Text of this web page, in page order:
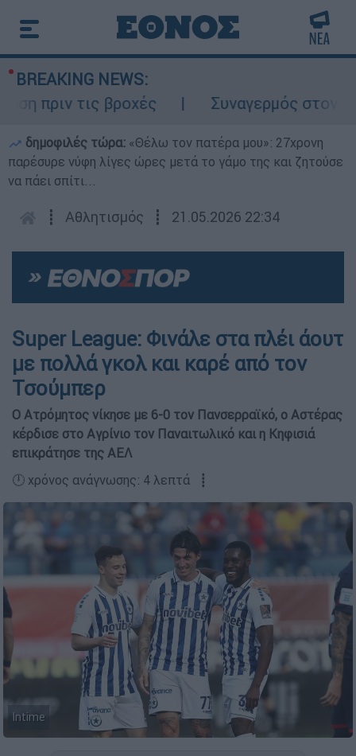
BREAKING NEWS:
τις βροχές
Συναγερμός στον
δημοφιλές τώρα: «Θέλω τον πατέρα μου»: 27χρονη
παρέσυρε νύφη λίγες ώρες μετά το γάμο της και ζητούσε
να πάει σπίτι...
┋ Αθλητισμός ┋ 21.05.2026 22:34
Super League: Φινάλε στα πλέι άουτ
με πολλά γκολ και καρέ από τον
Τσούμπερ
Ο Ατρόμητος νίκησε με 6-0 τον Πανσερραϊκό, ο Αστέρας
κέρδισε στο Αγρίνιο τον Παναιτωλικό και η Κηφισιά
επικράτησε της ΑΕΛ
🕛 χρόνος ανάγνωσης: 4 λεπτά ┋
Intime